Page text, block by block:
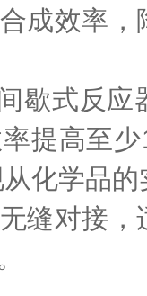
成效率
歇式反应
提高至
化学品
缝对接